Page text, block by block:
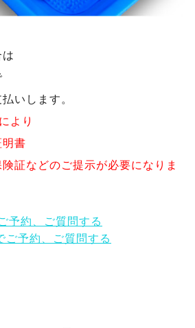
いします。
より
書
証などのご提示が必要になりま
予約、ご質問する
ご予約、ご質問する